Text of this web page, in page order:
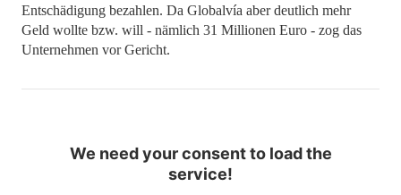
Entschädigung bezahlen. Da Globalvía aber deutlich mehr
Geld wollte bzw. will - nämlich 31 Millionen Euro - zog das
Unternehmen vor Gericht.
We need your consent to load the
service!